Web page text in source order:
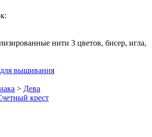
нити 3 цветов, бисер, игла,
вышивания
> Дева
крест